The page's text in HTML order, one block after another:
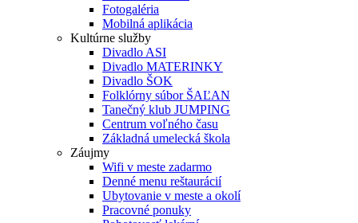
Fotogaléria
Mobilná aplikácia
Kultúrne služby
Divadlo ASI
Divadlo MATERINKY
Divadlo ŠOK
Folklórny súbor ŠAĽAN
Tanečný klub JUMPING
Centrum voľného času
Základná umelecká škola
Záujmy
Wifi v meste zadarmo
Denné menu reštaurácií
Ubytovanie v meste a okolí
Pracovné ponuky